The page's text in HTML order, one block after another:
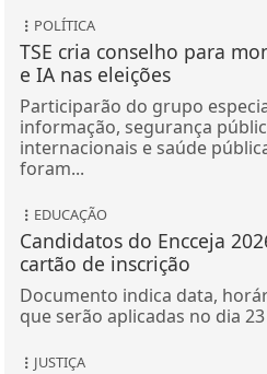
POLÍTICA
TSE cria conselho para
e IA nas eleições
Participarão do grupo
informação, segurança
internacionais e saúde
foram...
EDUCAÇÃO
Candidatos do Encceja
cartão de inscrição
Documento indica data,
que serão aplicadas no dia
JUSTIÇA